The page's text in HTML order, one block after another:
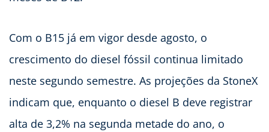
Com o B15 já em vigor desde agosto, o
crescimento do diesel fóssil continua limitado
neste segundo semestre. As projeções da StoneX
indicam que, enquanto o diesel B deve registrar
alta de 3,2% na segunda metade do ano, o